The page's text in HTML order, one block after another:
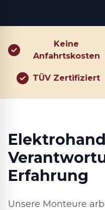
Keine
Anfahrtskosten
TÜV Zertifiziert
Erfahrung
Unsere Monteure